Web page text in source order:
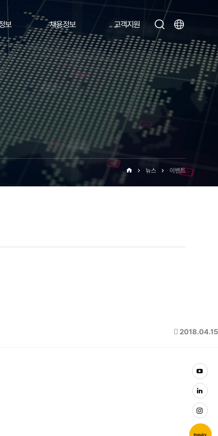
Inquiry
보 채용정보 고객지원
뉴스 이벤트
2018.04.15